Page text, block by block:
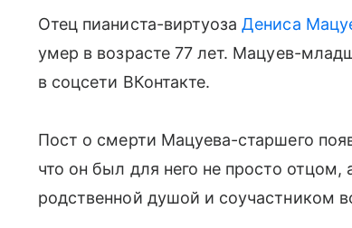
Отец пианиста-виртуозаДениса
умер в возрасте 77 лет. Мацуев-
в соцсети ВКонтакте.
Пост о смерти Мацуева-старшего
что он был для него не просто
родственной душой и cоучастником